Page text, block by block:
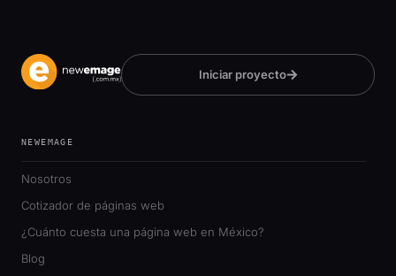
Iniciar proyecto
NEWEMAGE
Nosotros
Cotizador de páginas web
¿Cuánto cuesta una página web en México?
Blog